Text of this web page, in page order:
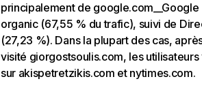
principalement de google.com__Google
organic (67,55 % du trafic), suivi de
(27,23 %). Dans la plupart des cas,
visité giorgostsoulis.com, les utilisateurs
sur akispetretzikis.com et nytimes.com.